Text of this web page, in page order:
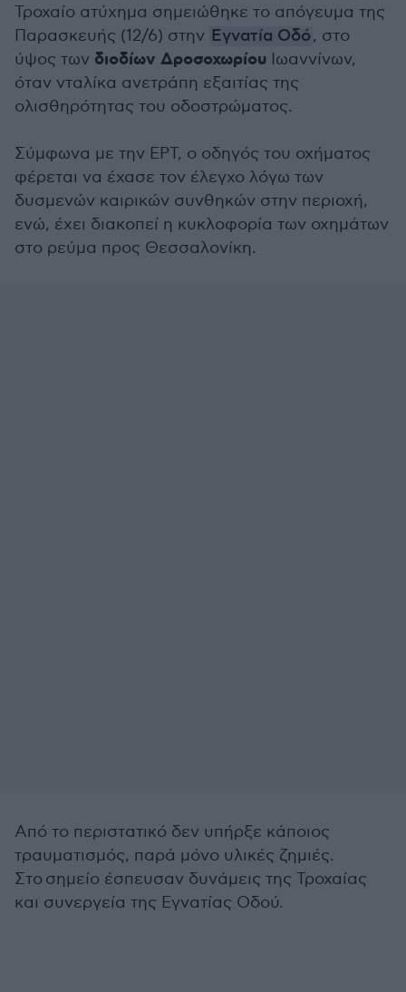
Τροχαίο ατύχημα σημειώθηκε το απόγευμα της
Παρασκευής (12/6) στην Εγνατία Οδό, στο
ύψος των διοδίων Δροσοχωρίου Ιωαννίνων,
όταν νταλίκα ανετράπη εξαιτίας της
ολισθηρότητας του οδοστρώματος.
Σύμφωνα με την ΕΡΤ, ο οδηγός του οχήματος
φέρεται να έχασε τον έλεγχο λόγω των
δυσμενών καιρικών συνθηκών στην περιοχή,
ενώ, έχει διακοπεί η κυκλοφορία των οχημάτων
στο ρεύμα προς Θεσσαλονίκη.
Από το περιστατικό δεν υπήρξε κάποιος
τραυματισμός, παρά μόνο υλικές ζημιές.
Στο σημείο έσπευσαν δυνάμεις της Τροχαίας
και συνεργεία της Εγνατίας Οδού.